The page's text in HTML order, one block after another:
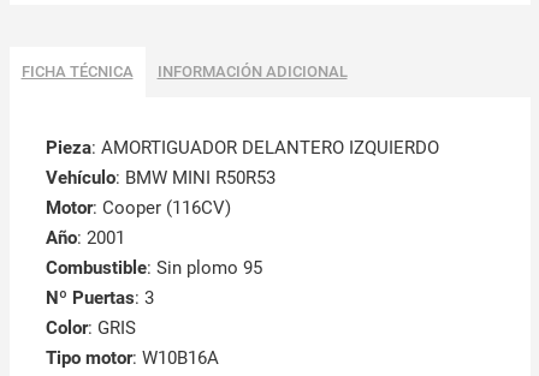
FICHA TÉCNICA INFORMACIÓN ADICIONAL
Pieza: AMORTIGUADOR DELANTERO IZQUIERDO
Vehículo: BMW MINI R50R53
Motor: Cooper (116CV)
Año: 2001
Combustible: Sin plomo 95
Nº Puertas: 3
Color: GRIS
Tipo motor: W10B16A